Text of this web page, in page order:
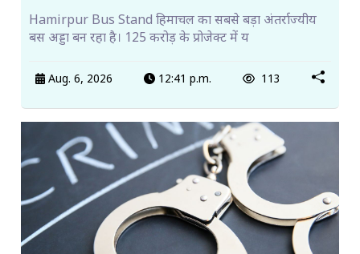
Hamirpur Bus Stand हिमाचल का सबसे बड़ा अंतर्राज्यीय
बस अड्डा बन रहा है। 125 करोड़ के प्रोजेक्ट में य
Aug. 6, 2026 12:41 p.m. 113